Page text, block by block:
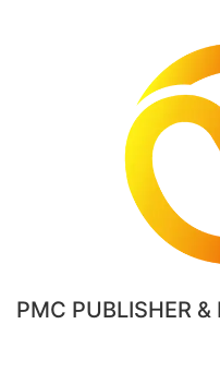
PMC PUBLISHER &